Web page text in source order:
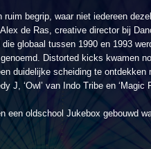
begrip, waar niet iedereen
de Ras, creative director bij
globaal tussen 1990 en 1993
Distorted kicks kwamen
duidelijke scheiding te ontdekken
J, ‘Owl’ van Indo Tribe en ‘Magic
een oldschool Jukebox gebouwd